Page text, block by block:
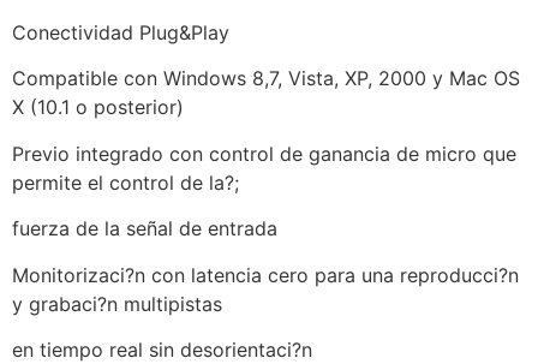
Conectividad Plug&Play
Compatible con Windows 8,7, Vista, XP, 2000 y Mac OS
X (10.1 o posterior)
Previo integrado con control de ganancia de micro que
permite el control de la?;
fuerza de la señal de entrada
Monitorizaci?n con latencia cero para una reproducci?n
y grabaci?n multipistas
en tiempo real sin desorientaci?n